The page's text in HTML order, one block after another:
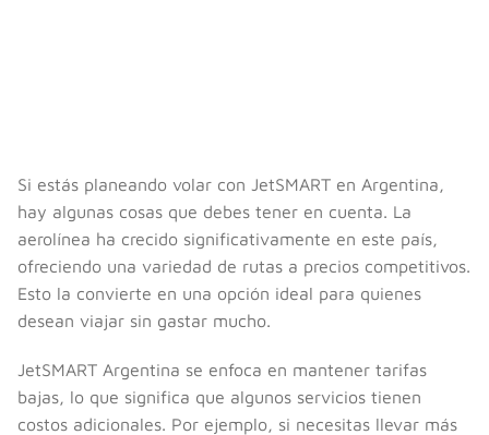
Si estás planeando volar con JetSMART en Argentina,
hay algunas cosas que debes tener en cuenta. La
aerolínea ha crecido significativamente en este país,
ofreciendo una variedad de rutas a precios competitivos.
Esto la convierte en una opción ideal para quienes
desean viajar sin gastar mucho.
JetSMART Argentina se enfoca en mantener tarifas
bajas, lo que significa que algunos servicios tienen
costos adicionales. Por ejemplo, si necesitas llevar más